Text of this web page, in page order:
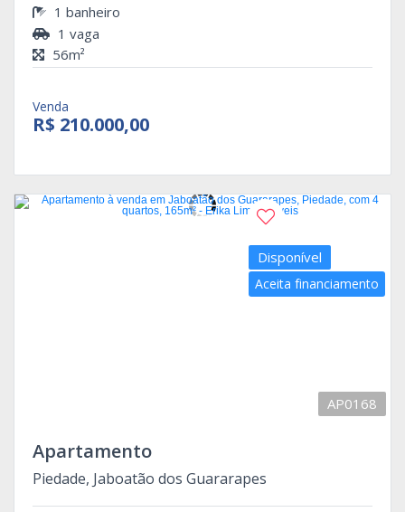
1 banheiro
1 vaga
56m²
Venda
R$ 210.000,00
Disponível
Aceita financiamento
AP0168
Apartamento
Piedade, Jaboatão dos Guararapes